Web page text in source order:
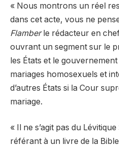
« Nous montrons un réel
dans cet acte, vous ne
Flamberle rédacteur en
ouvrant un segment sur le
les États et le
mariages homosexuels et
d’autres États si la Cour
mariage.
« Il ne s’agit pas du
référant à un livre de la